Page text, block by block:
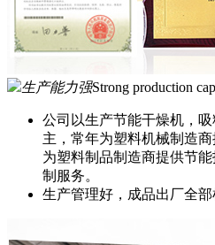
生产能力强Strong production
公司以生产节能干燥机，
主，常年为塑料机械制造
为塑料制品制造商提供节
制服务。
生产管理好，成品出厂全